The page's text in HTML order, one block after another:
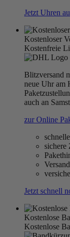
Jetzt Uhren
Kostenloser
Kostenfreie
Blitzversand
neue Uhr am
auch an
zur Online
sichere
Jetzt schnell
Kostenlose
Kostenlose